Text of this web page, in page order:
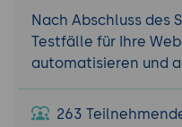
Nach Abschluss des
Testfälle für Ihre
automatisieren und
263